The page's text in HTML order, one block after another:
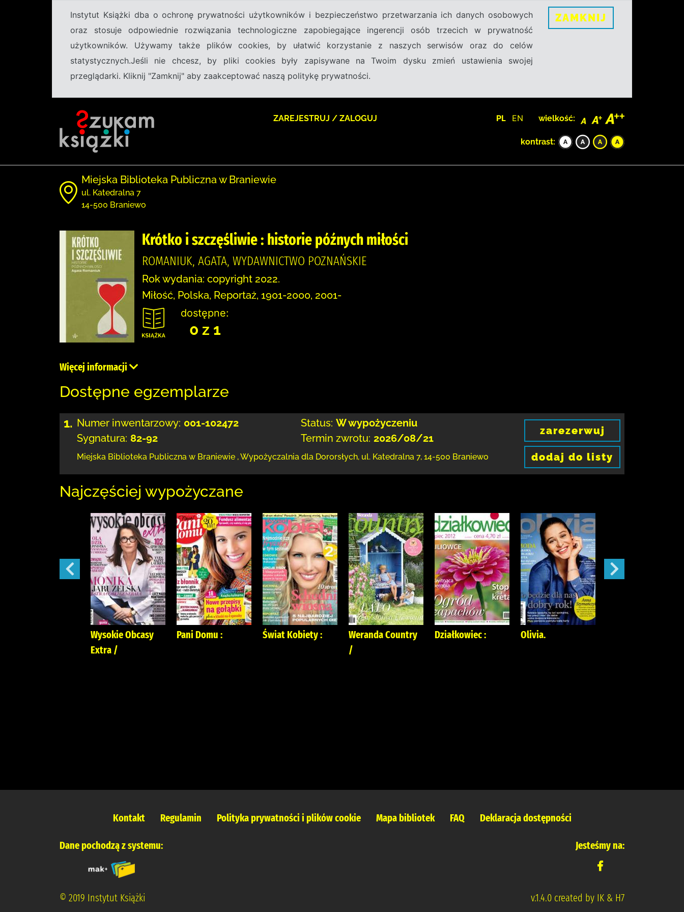
Instytut Książki dba o ochronę prywatności użytkowników i bezpieczeństwo przetwarzania ich danych osobowych
oraz stosuje odpowiednie rozwiązania technologiczne zapobiegające ingerencji osób trzecich w prywatność
użytkowników. Używamy także plików cookies, by ułatwić korzystanie z naszych serwisów oraz do celów
statystycznych.Jeśli nie chcesz, by pliki cookies były zapisywane na Twoim dysku zmień ustawienia swojej
przeglądarki. Kliknij "Zamknij" aby zaakceptować naszą politykę prywatności.
ZAMKNIJ
ZAREJESTRUJ / ZALOGUJ PL EN wielkość:
kontrast:
Miejska Biblioteka Publiczna w Braniewie
ul. Katedralna 7
14-500 Braniewo
Krótko i szczęśliwie : historie późnych miłości
ROMANIUK, AGATA, WYDAWNICTWO POZNAŃSKIE
Rok wydania: copyright 2022.
Miłość, Polska, Reportaż, 1901-2000, 2001-
dostępne:
0 z 1
Więcej informacji
Dostępne egzemplarze
1. Numer inwentarzowy: 001-102472
Sygnatura: 82-92
Status: W wypożyczeniu
Termin zwrotu: 2026/08/21
Miejska Biblioteka Publiczna w Braniewie ,Wypożyczalnia dla Dororsłych, ul. Katedralna 7, 14-500 Braniewo
zarezerwuj
dodaj do listy
Najczęściej wypożyczane
Wysokie Obcasy
Extra /
Pani Domu : Świat Kobiety :
Weranda Country
/
Działkowiec : Olivia.
Kontakt Regulamin Polityka prywatności i plików cookie Mapa bibliotek FAQ Deklaracja dostępności
Dane pochodzą z systemu: Jesteśmy na:
© 2019 Instytut Książki v.1.4.0 created by IK & H7